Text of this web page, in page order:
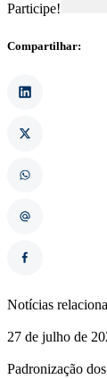
Participe!
Compartilhar:
Notícias
27 de julho de
Padronização